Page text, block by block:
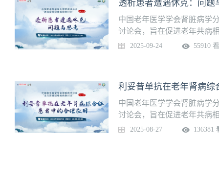
中国老年医学学会肾脏病学
讨论会，旨在促进老年共病
期病例讨论将于2025年9月
2025-09-24 55910
中国老年医学学会肾脏病学
讨论会，旨在促进老年共病
27期病例讨论将于2025年8
2025-08-27 136381